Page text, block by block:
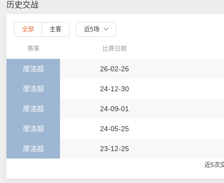
历史交战
全部 主客 近5场
赛事 比赛日期
摩洛超 26-02-26
摩洛超 24-12-30
摩洛超 24-09-01
摩洛超 24-05-25
摩洛超 23-12-25
近5次